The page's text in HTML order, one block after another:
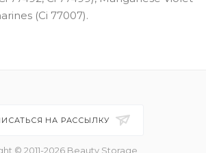
(Ci 77007).
НА РАССЫЛКУ
© 2011-2026 Beauty Storage